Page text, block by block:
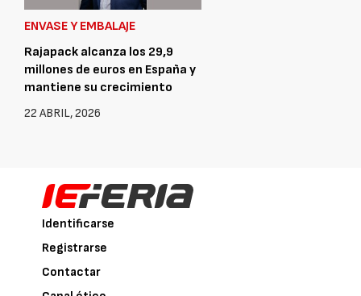
ENVASE Y EMBALAJE
Rajapack alcanza los 29,9
millones de euros en España y
mantiene su crecimiento
22 ABRIL, 2026
Identificarse
Registrarse
Contactar